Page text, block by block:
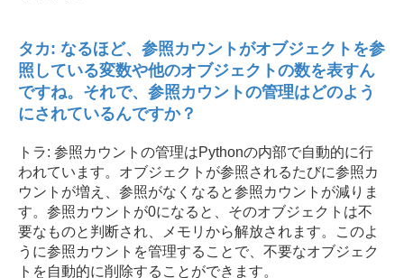
タカ: なるほど、参照カウントがオブジェクトを参
照している変数や他のオブジェクトの数を表すん
ですね。それで、参照カウントの管理はどのよう
にされているんですか？
トラ: 参照カウントの管理はPythonの内部で自動的に行
われています。オブジェクトが参照されるたびに参照カ
ウントが増え、参照がなくなると参照カウントが減りま
す。参照カウントが0になると、そのオブジェクトは不
要なものと判断され、メモリから解放されます。このよ
うに参照カウントを管理することで、不要なオブジェク
トを自動的に削除することができます。